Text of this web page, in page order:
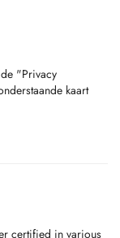
"Privacy
kaart
certified in various